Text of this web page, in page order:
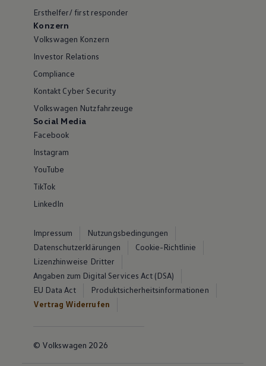
Ersthelfer/ first responder
Konzern
Volkswagen Konzern
Investor Relations
Compliance
Kontakt Cyber Security
Volkswagen Nutzfahrzeuge
Social Media
Facebook
Instagram
YouTube
TikTok
LinkedIn
Impressum
Nutzungsbedingungen
Datenschutzerklärungen
Cookie-Richtlinie
Lizenzhinweise Dritter
Angaben zum Digital Services Act (DSA)
EU Data Act
Produktsicherheitsinformationen
Vertrag Widerrufen
© Volkswagen 2026